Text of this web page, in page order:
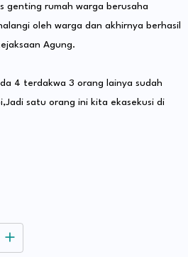
genting rumah warga berusaha
oleh warga dan akhirnya berhasil
Agung.
4 terdakwa 3 orang lainya sudah
satu orang ini kita ekasekusi di